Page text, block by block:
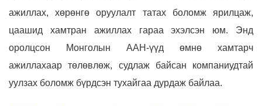
ажиллах, хөрөнгө оруулалт татах боломж ярилцаж,
цаашид хамтран ажиллах гараа эхэлсэн юм. Энд
оролцсон Монголын ААН-үүд өмнө хамтарч
ажиллахаар төлөвлөж, судлаж байсан компаниудтай
уулзах боломж бүрдсэн тухайгаа дурдаж байлаа.